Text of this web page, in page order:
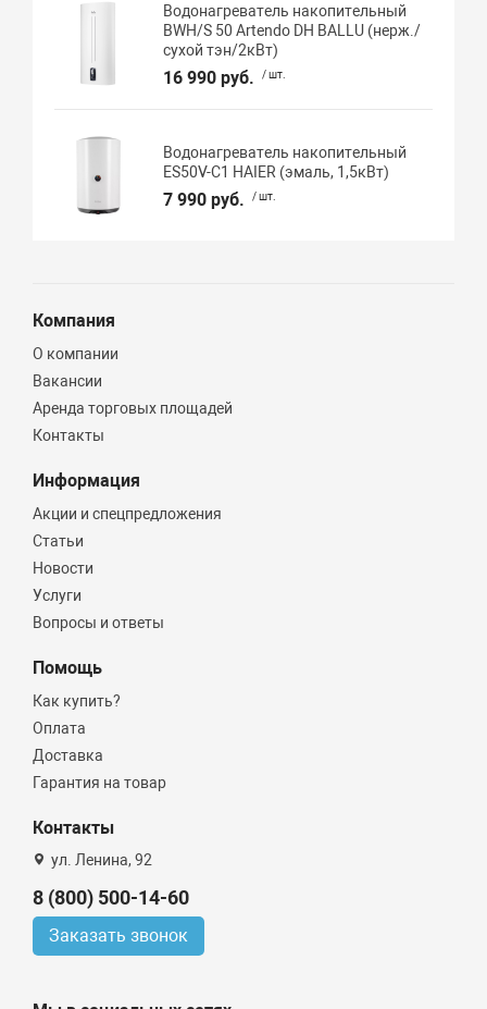
Водонагреватель накопительный
BWH/S 50 Artendo DH BALLU (нерж./
сухой тэн/2кВт)
16 990 руб. / шт.
Водонагреватель накопительный
ES50V-C1 HAIER (эмаль, 1,5кВт)
7 990 руб. / шт.
Компания
О компании
Вакансии
Аренда торговых площадей
Контакты
Информация
Акции и спецпредложения
Статьи
Новости
Услуги
Вопросы и ответы
Помощь
Как купить?
Оплата
Доставка
Гарантия на товар
Контакты
ул. Ленина, 92
8 (800) 500-14-60
Заказать звонок